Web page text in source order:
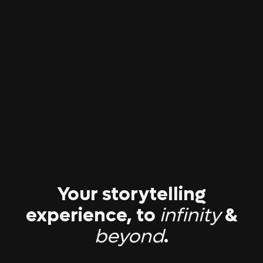
Your storytelling
experience, to infinity&
beyond.